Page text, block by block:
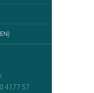
4177 57